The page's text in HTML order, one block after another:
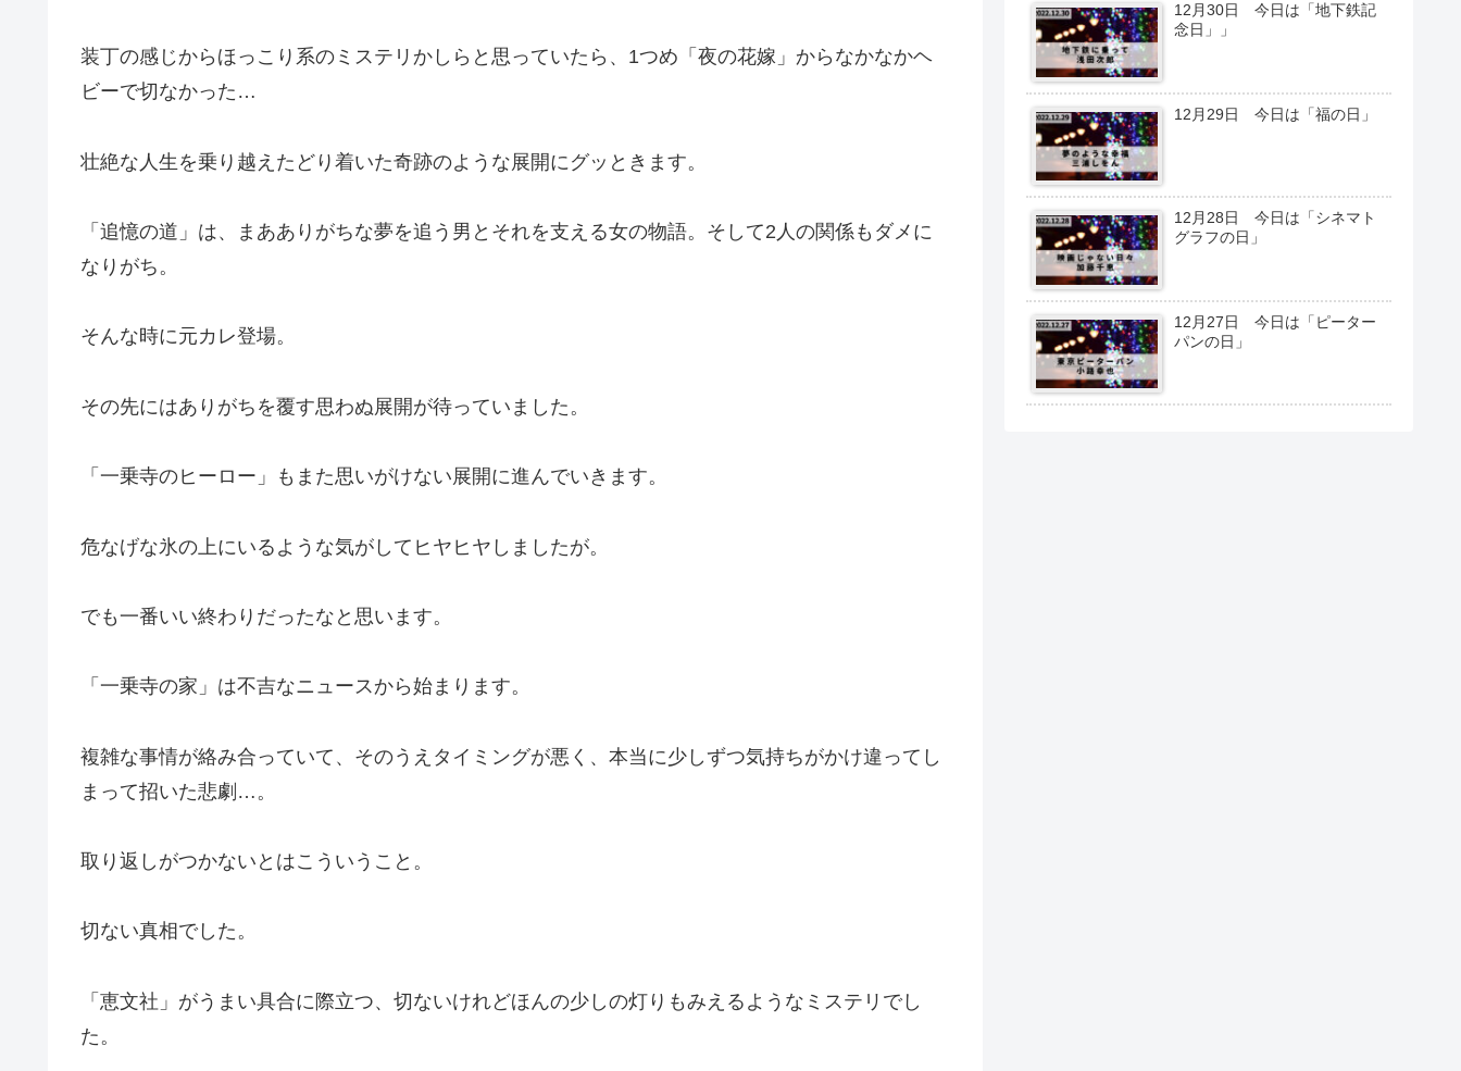
装丁の感じからほっこり系のミステリかしらと思っていたら、1つめ「夜の花嫁」からなかなかヘ
ビーで切なかった…
壮絶な人生を乗り越えたどり着いた奇跡のような展開にグッときます。
「追憶の道」は、まあありがちな夢を追う男とそれを支える女の物語。そして2人の関係もダメに
なりがち。
そんな時に元カレ登場。
その先にはありがちを覆す思わぬ展開が待っていました。
「一乗寺のヒーロー」もまた思いがけない展開に進んでいきます。
危なげな氷の上にいるような気がしてヒヤヒヤしましたが。
でも一番いい終わりだったなと思います。
「一乗寺の家」は不吉なニュースから始まります。
複雑な事情が絡み合っていて、そのうえタイミングが悪く、本当に少しずつ気持ちがかけ違ってし
まって招いた悲劇…。
取り返しがつかないとはこういうこと。
切ない真相でした。
「恵文社」がうまい具合に際立つ、切ないけれどほんの少しの灯りもみえるようなミステリでし
た。
12月30日 今日は「地下鉄記
念日」」
12月29日 今日は「福の日」
12月28日 今日は「シネマト
グラフの日」
12月27日 今日は「ピーター
パンの日」